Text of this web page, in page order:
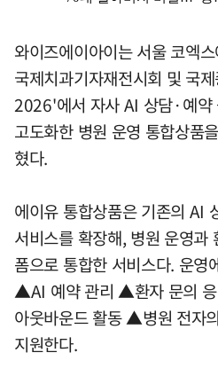
와이즈에이아이는 서울 코엑
국제치과기자재전시회 및 국
2026'에서 자사 AI 상담·예
고도화한 병원 운영 통합상품
혔다.
에이유 통합상품은 기존의 AI
서비스를 확장해, 병원 운영과
폼으로 통합한 서비스다. 운
▲AI 예약 관리 ▲환자 문의
아웃바운드 활동 ▲병원 전자
지원한다.